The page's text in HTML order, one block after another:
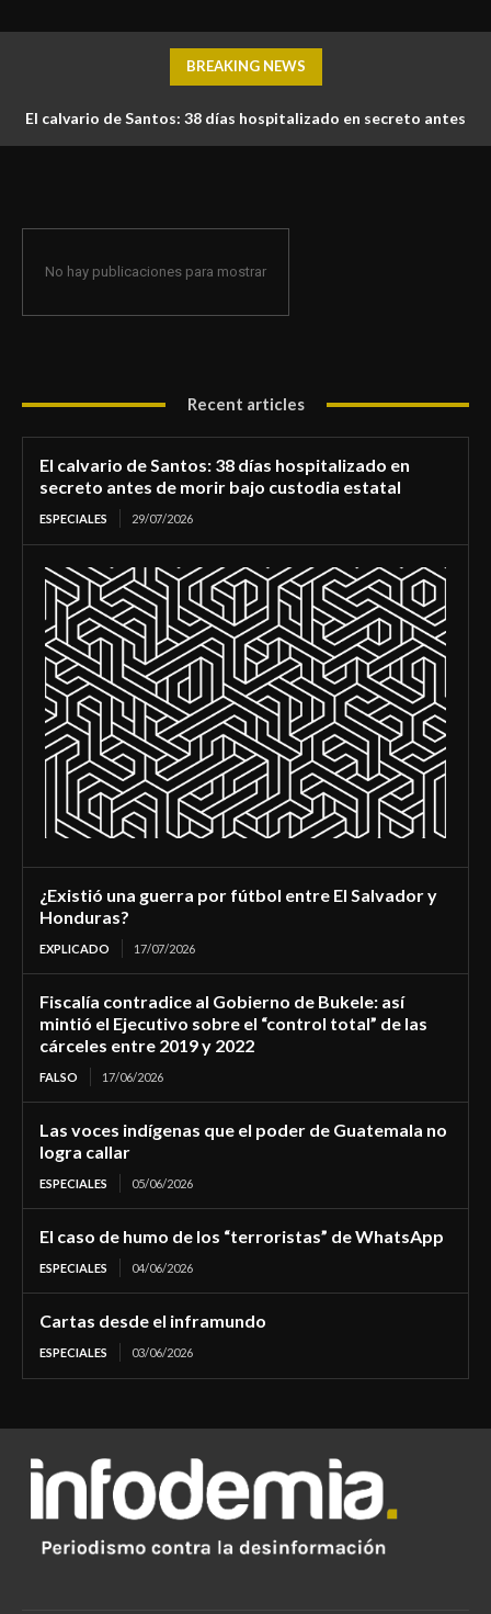
BREAKING NEWS
El calvario de Santos: 38 días hospitalizado en secreto antes
No hay publicaciones para mostrar
Recent articles
El calvario de Santos: 38 días hospitalizado en
secreto antes de morir bajo custodia estatal
ESPECIALES 29/07/2026
¿Existió una guerra por fútbol entre El Salvador y
Honduras?
EXPLICADO 17/07/2026
Fiscalía contradice al Gobierno de Bukele: así
mintió el Ejecutivo sobre el “control total” de las
cárceles entre 2019 y 2022
FALSO 17/06/2026
Las voces indígenas que el poder de Guatemala no
logra callar
ESPECIALES 05/06/2026
El caso de humo de los “terroristas” de WhatsApp
ESPECIALES 04/06/2026
Cartas desde el inframundo
ESPECIALES 03/06/2026